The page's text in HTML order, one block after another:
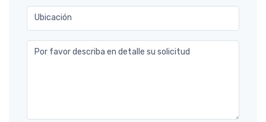
Ubicación
Por favor describa en detalle su solicitud